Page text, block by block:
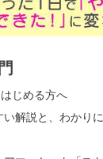
じめる方へ
解説と、わかり